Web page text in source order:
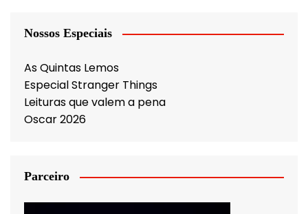
Nossos Especiais
As Quintas Lemos
Especial Stranger Things
Leituras que valem a pena
Oscar 2026
Parceiro